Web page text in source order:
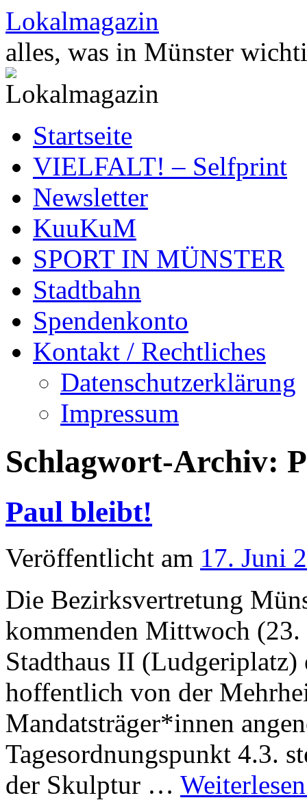
Zum
Inhalt
springen
Lokalmagazin
alles, was in Münster
Startseite
VIELFALT! – Selfprint
Newsletter
KuuKuM
SPORT IN MÜNSTER
Stadtbahn
Spendenkonto
Kontakt / Rechtliches
Datenschutzerklärung
Impressum
Schlagwort-Archiv:
Paul bleibt!
Veröffentlicht am 17. Juni
Die Bezirksvertretung
kommenden Mittwoch
Stadthaus II (Ludgeriplatz)
hoffentlich von der
Mandatsträger*innen
Tagesordnungspunkt 4.3.
der Skulptur …